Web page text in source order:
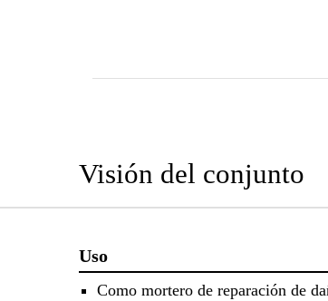
Visión del conjunto
Uso
Como mortero de reparación de